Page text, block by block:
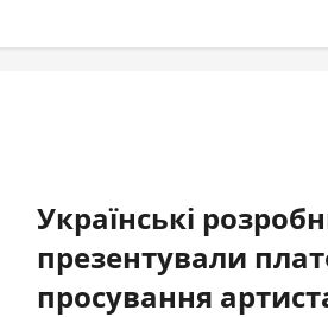
Українські
презентували
просування